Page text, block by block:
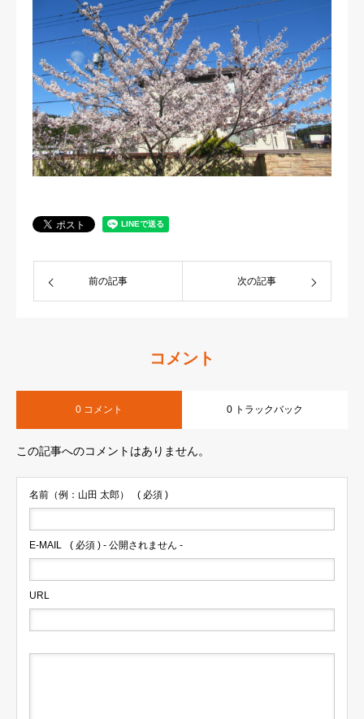
前の記事 次の記事
コメント
0 コメント 0 トラックバック
この記事へのコメントはありません。
名前（例：山田 太郎） ( 必須 )
E-MAIL ( 必須 ) - 公開されません -
URL